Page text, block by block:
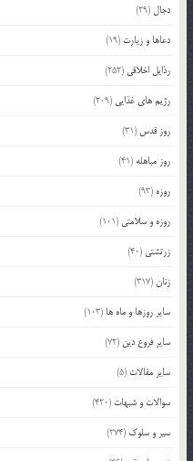
دجال (29)
دعاها و زیارت (19)
رذایل اخلاقی (252)
رژیم های غذایی (209)
روز قدس (31)
روز مباهله (41)
روزه (93)
روزه و سلامتی (101)
زرتشتی (40)
زنان(317)
سایر روزها و ماه ها (103)
سایر فروع دین (72)
سایر مقالات (5)
سوالات و شبهات (420)
سیر و سلوک (274)